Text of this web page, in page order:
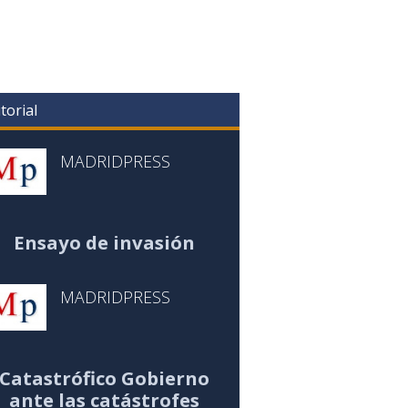
MADRIDPRESS
Ensayo de invasión
MADRIDPRESS
Catastrófico Gobierno
ante las catástrofes